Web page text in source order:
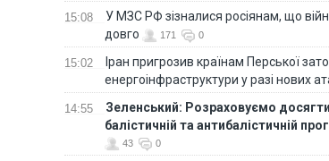
15:08
У МЗС РФ зізналися росіянам, що
довго
171 0
15:02
Іран пригрозив країнам Перської
енергоінфраструктури у разі нових
14:55
Зеленський: Розраховуємо досягти
балістичній та антибалістичній
43 0